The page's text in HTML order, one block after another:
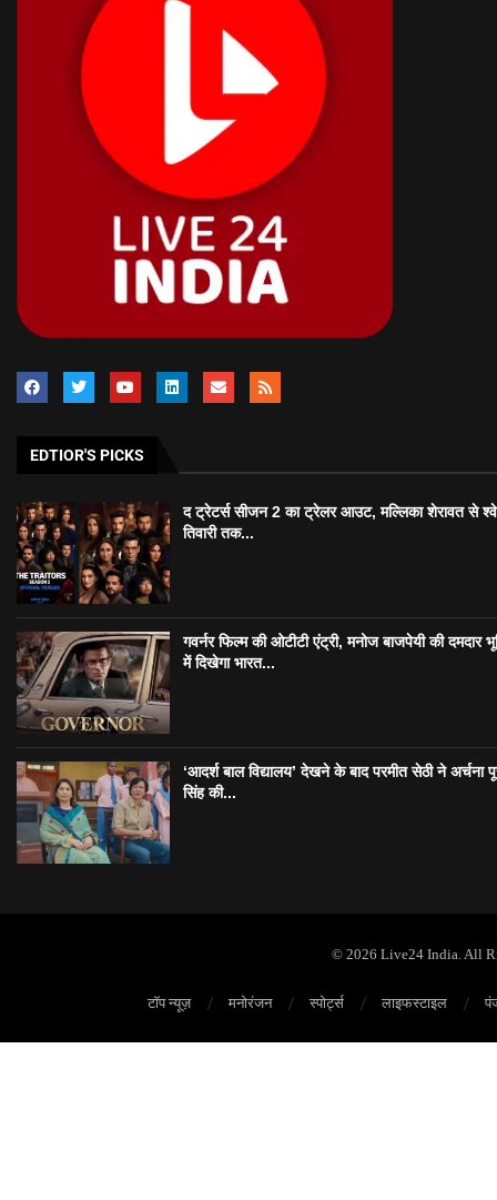
EDTIOR'S PICKS
द ट्रेटर्स सीजन 2 का ट्रेलर आउट, मल्लिका शेरावत से
तिवारी तक...
गवर्नर फिल्म की ओटीटी एंट्री, मनोज बाजपेयी की दमदार
में दिखेगा भारत...
‘आदर्श बाल विद्यालय’ देखने के बाद परमीत सेठी ने अर्चना
सिंह की...
© 2026 Live24 India. All
टॉप न्यूज़ मनोरंजन स्पोर्ट्स लाइफस्टाइल